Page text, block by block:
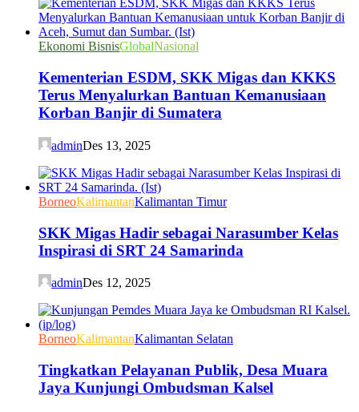
Ekonomi BisnisGlobalNasional
Kementerian ESDM, SKK Migas dan KKKS
Terus Menyalurkan Bantuan Kemanusiaan
Korban Banjir di Sumatera
adminDes 13, 2025
BorneoKalimantanKalimantan Timur
SKK Migas Hadir sebagai Narasumber Kelas
Inspirasi di SRT 24 Samarinda
adminDes 12, 2025
BorneoKalimantanKalimantan Selatan
Tingkatkan Pelayanan Publik, Desa Muara
Jaya Kunjungi Ombudsman Kalsel